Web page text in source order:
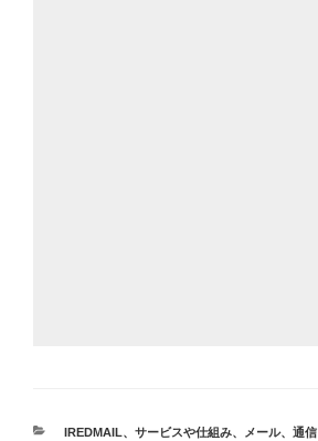
カIREDMAIL、 サービスや仕組み、 メール、 通信